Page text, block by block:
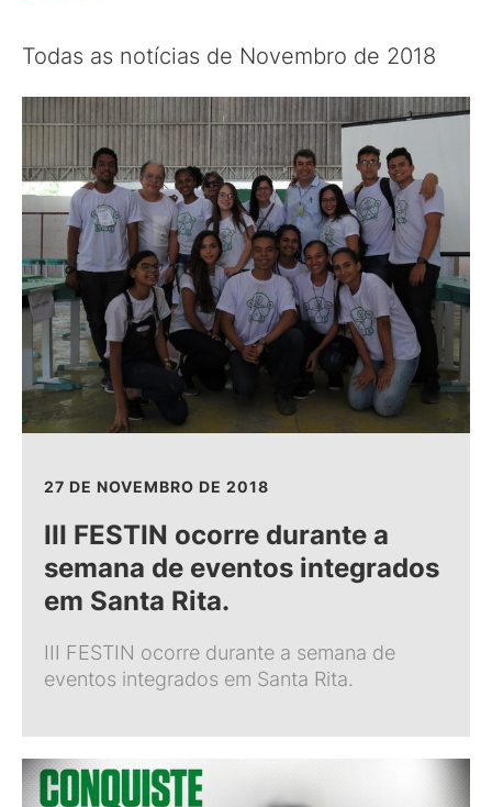
Todas as notícias de Novembro de 2018
27 DE NOVEMBRO DE 2018
III FESTIN ocorre durante a
semana de eventos integrados
em Santa Rita.
III FESTIN ocorre durante a semana de
eventos integrados em Santa Rita.